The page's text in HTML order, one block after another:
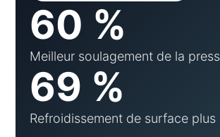
60 %
Meilleur soulagement de la
69 %
Refroidissement de surface plus